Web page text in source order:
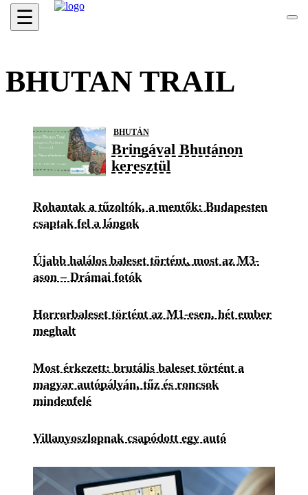
☰
BHUTAN TRAIL
BHUTÁN
Bringával Bhutánon
keresztül
Rohantak a tűzoltók, a mentők: Budapesten
csaptak fel a lángok
Újabb halálos baleset történt, most az M3-
ason – Drámai fotók
Horrorbaleset történt az M1-esen, hét ember
meghalt
Most érkezett: brutális baleset történt a
magyar autópályán, tűz és roncsok
mindenfelé
Villanyoszlopnak csapódott egy autó